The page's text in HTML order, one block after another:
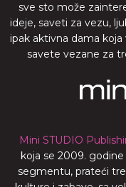
sve sto može
ideje, saveti za vezu,
ipak aktivna dama
savete vezane za
Mini STUDIO
koja se 2009. godine
segmentu, prateći